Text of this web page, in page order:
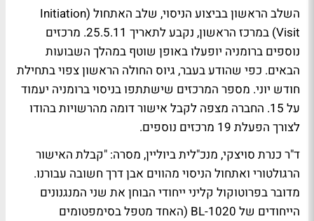
השלב הראשון בביצוע הניסוי, שלב האתחול (Initiation
Visit) במרכז הראשון, נקבע לתאריך 25.5.11. מרכזים
נוספים ברומניה יופעלו באופן שוטף במהלך השבועות
הבאים. כפי שהודע בעבר, גיוס החולה הראשון צפוי בתחילת
חודש יוני. מספר המרכזים שישתתפו בניסוי ברומניה יעמוד
על 15. החברה מצפה לקבל אישור דומה מהרשויות בהודו
לצורך הפעלת 19 מרכזים נוספים.
ד"ר כנרת סויצקי, מנכ"לית ביוליין, מסרה: "קבלת האישור
הרגולטורי ואתחול הניסוי מהווים אבן דרך חשובה עבורנו.
מדובר בפרוטוקול קליני ייחודי הבוחן את שני המנגנונים
הייחודים של BL-1020 (האחד מטפל בסימפטומים